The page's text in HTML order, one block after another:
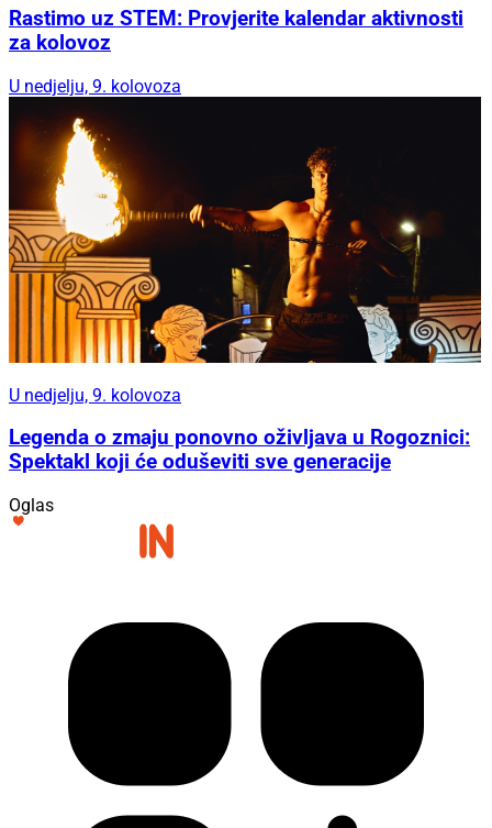
Rastimo uz STEM: Provjerite kalendar aktivnosti
za kolovoz
U nedjelju, 9. kolovoza
U nedjelju, 9. kolovoza
Legenda o zmaju ponovno oživljava u Rogoznici:
Spektakl koji će oduševiti sve generacije
Oglas